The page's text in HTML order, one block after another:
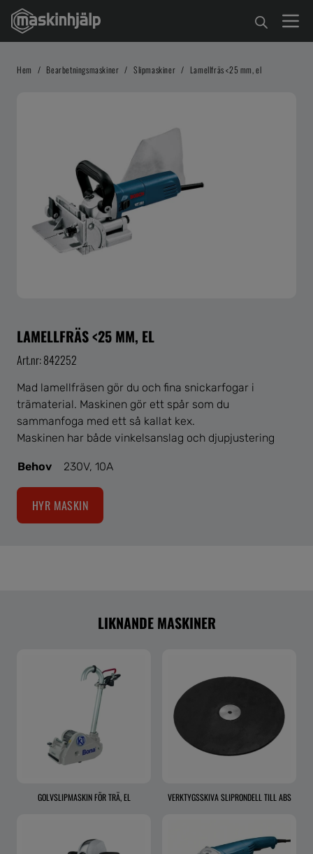
Hem / Bearbetningsmaskiner / Slipmaskiner / Lamellfräs <25 mm, el
LAMELLFRÄS <25 MM, EL
Art.nr: 842252
Mad lamellfräsen gör du och fina snickarfogar i
trämaterial. Maskinen gör ett spår som du
sammanfoga med ett så kallat kex.
Maskinen har både vinkelsanslag och djupjustering
Behov 230V, 10A
HYR MASKIN
LIKNANDE MASKINER
GOLVSLIPMASKIN FÖR TRÄ, EL VERKTYGSSKIVA SLIPRONDELL TILL ABS